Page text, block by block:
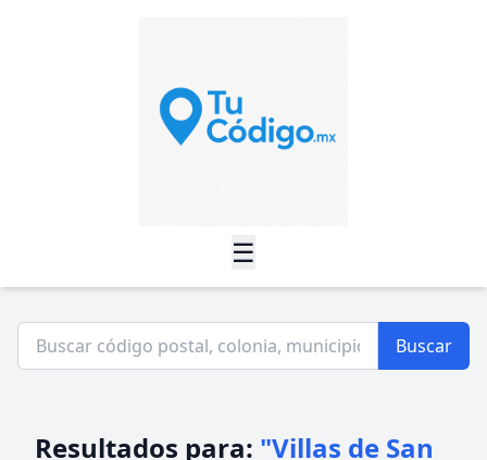
☰
Buscar
Resultados para: "Villas de San